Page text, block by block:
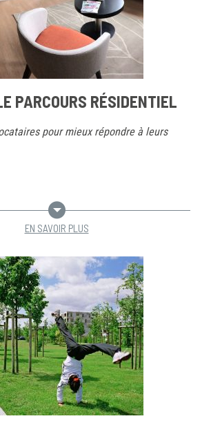
PARCOURS RÉSIDENTIEL
pour mieux répondre à leurs
EN SAVOIR PLUS